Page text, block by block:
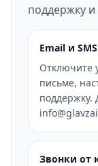
поддержку
Email и SMS
Отключите
письме,
поддержку.
Звонки от